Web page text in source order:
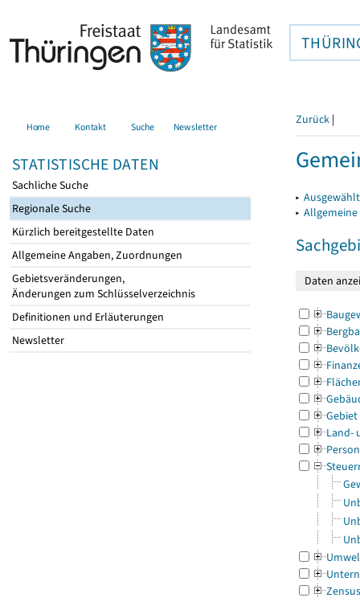
Home Kontakt Suche Newsletter
STATISTISCHE DATEN
Sachliche Suche
Regionale Suche
Kürzlich bereitgestellte Daten
Allgemeine Angaben, Zuordnungen
Gebietsveränderungen,
Änderungen zum Schlüsselverzeichnis
Definitionen und Erläuterungen
Newsletter
Zurück |
▸
▸
Gebiet
Land-
Zensus